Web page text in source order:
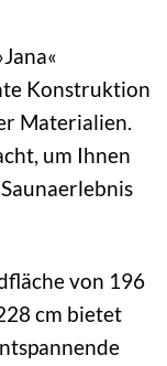
Konstruktion
Materialien.
um Ihnen
von 196
cm bietet